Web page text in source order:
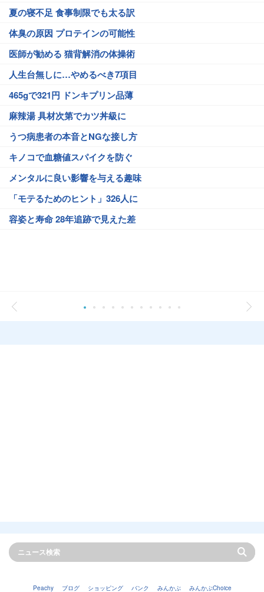
夏の寝不足 食事制限でも太る訳
体臭の原因 プロテインの可能性
医師が勧める 猫背解消の体操術
人生台無しに…やめるべき7項目
465gで321円 ドンキプリン品薄
麻辣湯 具材次第でカツ丼級に
うつ病患者の本音とNGな接し方
キノコで血糖値スパイクを防ぐ
メンタルに良い影響を与える趣味
「モテるためのヒント」326人に
容姿と寿命 28年追跡で見えた差
Peachy ブログ ショッピング バンク みんかぶ みんかぶChoice